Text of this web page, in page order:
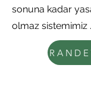
sonuna kadar
olmaz sistemimiz .